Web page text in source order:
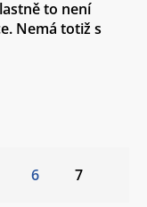
to není
Nemá totiž s
6 7